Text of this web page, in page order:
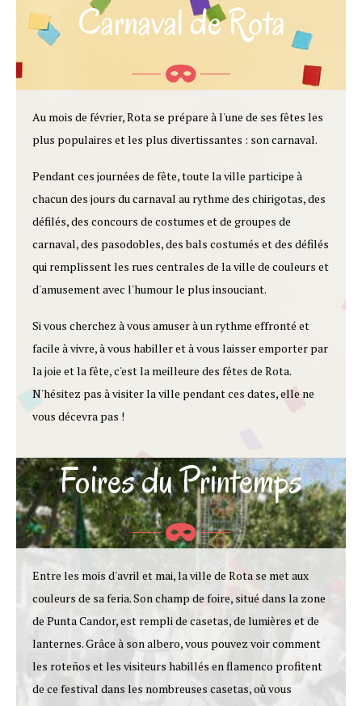
Carnaval de Rota
Au mois de février, Rota se prépare à l'une de ses fêtes les
plus populaires et les plus divertissantes : son carnaval.
Pendant ces journées de fête, toute la ville participe à
chacun des jours du carnaval au rythme des chirigotas, des
défilés, des concours de costumes et de groupes de
carnaval, des pasodobles, des bals costumés et des défilés
qui remplissent les rues centrales de la ville de couleurs et
d'amusement avec l'humour le plus insouciant.
Si vous cherchez à vous amuser à un rythme effronté et
facile à vivre, à vous habiller et à vous laisser emporter par
la joie et la fête, c'est la meilleure des fêtes de Rota.
N'hésitez pas à visiter la ville pendant ces dates, elle ne
vous décevra pas !
Foires du Printemps
Entre les mois d'avril et mai, la ville de Rota se met aux
couleurs de sa feria. Son champ de foire, situé dans la zone
de Punta Candor, est rempli de casetas, de lumières et de
lanternes. Grâce à son albero, vous pouvez voir comment
les roteños et les visiteurs habillés en flamenco profitent
de ce festival dans les nombreuses casetas, où vous